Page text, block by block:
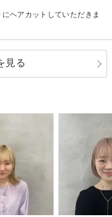
ヘアカットしていただきま
見る